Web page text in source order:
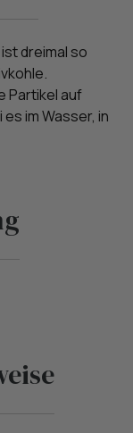
dreimal so
Partikel auf
im Wasser, in